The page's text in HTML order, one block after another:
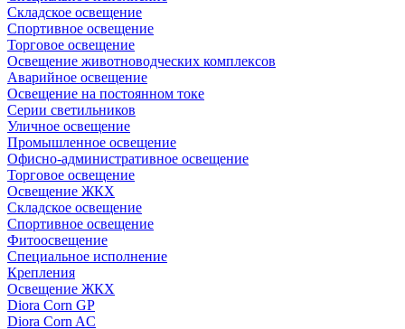
Складское освещение
Спортивное освещение
Торговое освещение
Освещение животноводческих комплексов
Аварийное освещение
Освещение на постоянном токе
Серии светильников
Уличное освещение
Промышленное освещение
Офисно-административное освещение
Торговое освещение
Освещение ЖКХ
Складское освещение
Спортивное освещение
Фитоосвещение
Специальное исполнение
Крепления
Освещение ЖКХ
Diora Corn GP
Diora Corn AC